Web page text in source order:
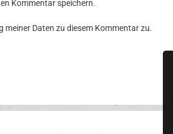
Kommentar speichern.
meiner Daten zu diesem Kommentar zu.